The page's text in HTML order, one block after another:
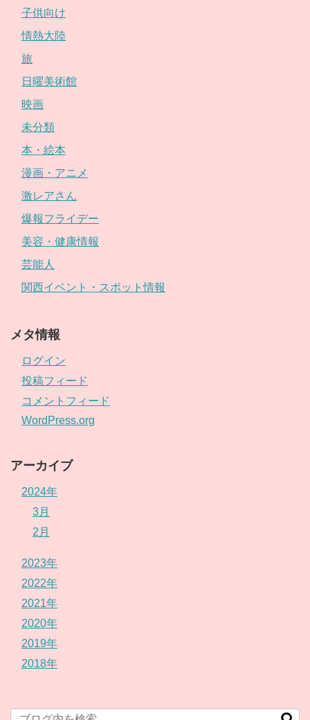
子供向け
情熱大陸
旅
日曜美術館
映画
未分類
本・絵本
漫画・アニメ
激レアさん
爆報フライデー
美容・健康情報
芸能人
関西イベント・スポット情報
メタ情報
ログイン
投稿フィード
コメントフィード
WordPress.org
アーカイブ
2024年
3月
2月
2023年
2022年
2021年
2020年
2019年
2018年